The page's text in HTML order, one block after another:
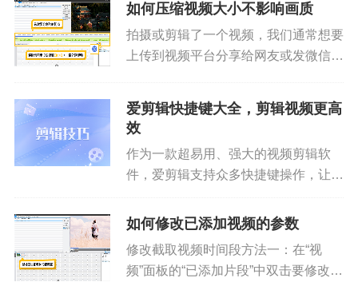
度、运行速度也使爱粉们视频剪辑过程
更加快速、得心应手！按照如下步...
如何压缩视频大小不影响画质
拍摄或剪辑了一个视频，我们通常想要
上传到视频平台分享给网友或发微信分
做到不影响画质呢？下面就跟着小爱了
解压缩视频大小又不影响画质的秘...
爱剪辑快捷键大全，剪辑视频更高
效
作为一款超易用、强大的视频剪辑软
件，爱剪辑支持众多快捷键操作，让爱
打造精美视频！小爱已经帮大家整理好
学习和收藏吧！通用Tab&nbs...
如何修改已添加视频的参数
修改截取视频时间段方法一：在“视
频”面板的“已添加片段”中双击要修改的